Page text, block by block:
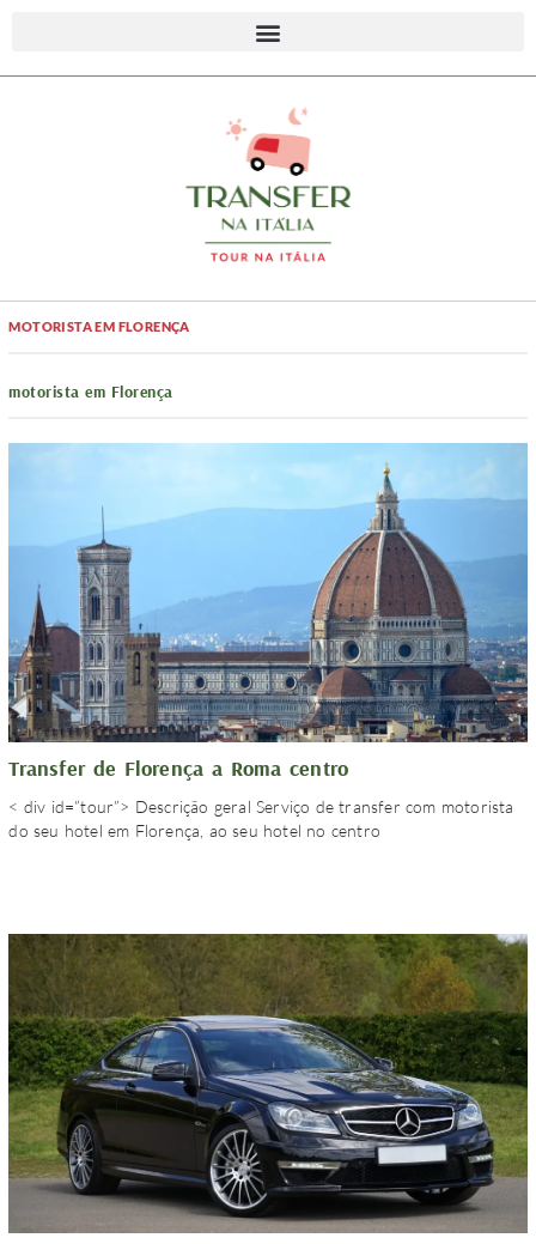
MOTORISTA EM FLORENÇA
motorista em Florença
Transfer de Florença a Roma centro
< div id=”tour”> Descrição geral Serviço de transfer com motorista
do seu hotel em Florença, ao seu hotel no centro